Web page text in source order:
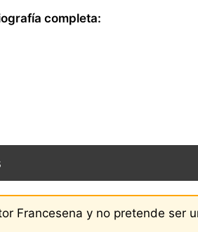
completa:
Francesena y no pretende ser